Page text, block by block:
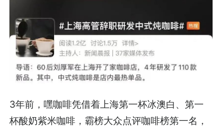
3年前，嘿咖啡凭借着上海第一杯冰澳白、第一
杯酸奶紫米咖啡，霸榜大众点评咖啡榜第一名，